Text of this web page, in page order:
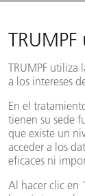
3D en
por láser